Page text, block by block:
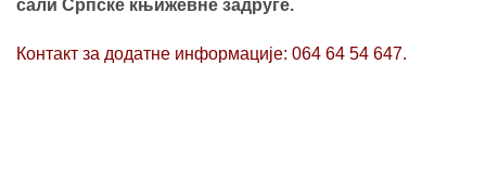
сали Српске књижевне задруге.
Контакт за додатне информације: 064 64 54 647.